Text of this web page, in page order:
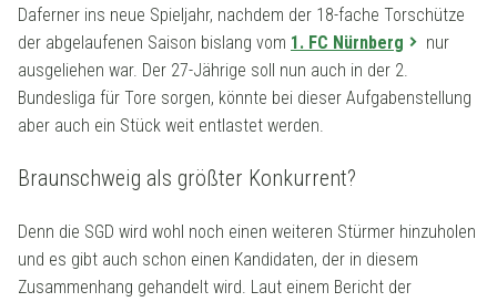
Daferner ins neue Spieljahr, nachdem der 18-fache Torschütze
der abgelaufenen Saison bislang vom 1. FC Nürnberg
nur
ausgeliehen war. Der 27-Jährige soll nun auch in der 2.
Bundesliga für Tore sorgen, könnte bei dieser Aufgabenstellung
aber auch ein Stück weit entlastet werden.
Braunschweig als größter Konkurrent?
Denn die SGD wird wohl noch einen weiteren Stürmer hinzuholen
und es gibt auch schon einen Kandidaten, der in diesem
Zusammenhang gehandelt wird. Laut einem Bericht der